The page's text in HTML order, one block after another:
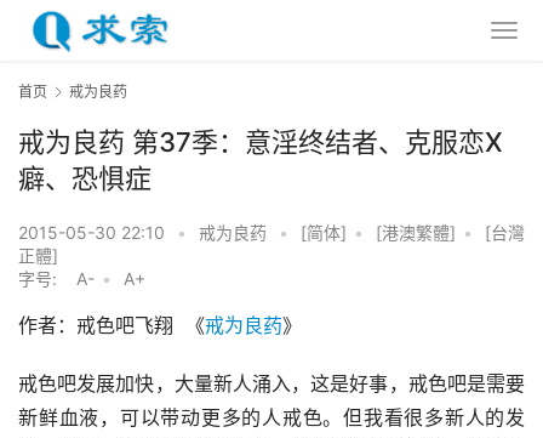
首页 戒为良药
戒为良药 第37季：意淫终结者、克服恋X
癖、恐惧症
2015-05-30 22:10 • 戒为良药 • [简体] • [港澳繁體] •
[台灣
正體]
字号:
A- • A+
作者：戒色吧飞翔  《戒为良药》
戒色吧发展加快，大量新人涌入，这是好事，戒色吧是需要
新鲜血液，可以带动更多的人戒色。但我看很多新人的发